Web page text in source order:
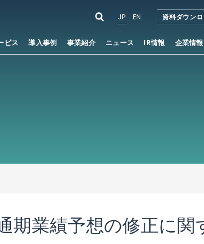
ビス 導入事例 事業紹介 ニュース IR情報 企業情報
JP EN 資料ダウン
期業績予想の修正に関